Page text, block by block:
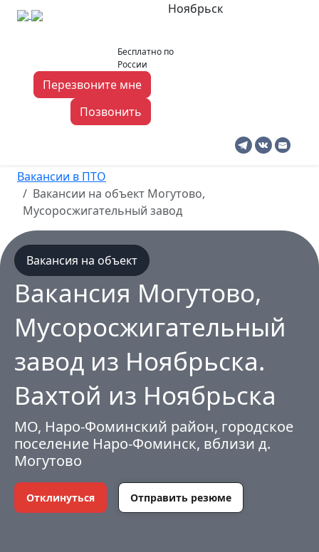
Ноябрьск
Бесплатно по
России
Перезвоните мне
Позвонить
Вакансии в ПТО
Вакансии на объект Могутово,
Мусоросжигательный завод
Вакансия на объект
Вакансия Могутово,
Мусоросжигательный
завод из Ноябрьска.
Вахтой из Ноябрьска
МО, Наро-Фоминский район, городское
поселение Наро-Фоминск, вблизи д.
Могутово
Отклинуться Отправить резюме